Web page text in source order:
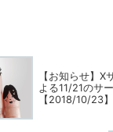
【お知らせ】X
よる11/21のサ
【2018/10/23】